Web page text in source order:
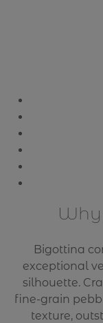
Bigottina
exceptional
silhouette.
fine-grain
texture,